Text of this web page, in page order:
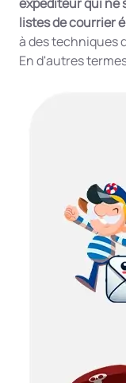
listes de courrier
à des techniques
En d'autres